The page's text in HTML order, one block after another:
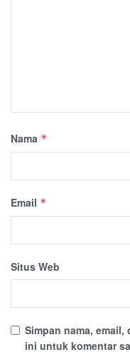
Nama *
Email *
Situs Web
Simpan nama,
ini untuk komentar